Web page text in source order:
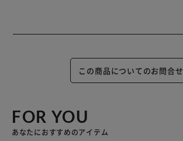
この商品についてのお問合せ
FOR YOU
あなたにおすすめのアイテム